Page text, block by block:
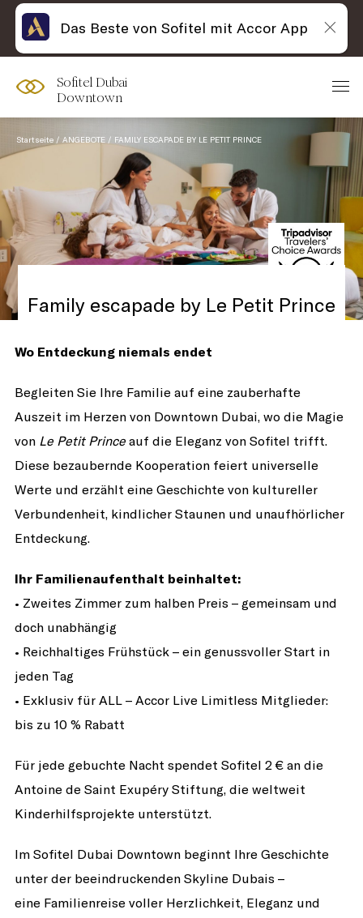
Sofitel Dubai
Downtown
Startseite ANGEBOTE FAMILY ESCAPADE BY LE PETIT PRINCE
Family escapade by Le Petit Prince
Wo Entdeckung niemals endet
Begleiten Sie Ihre Familie auf eine zauberhafte
Auszeit im Herzen von Downtown Dubai, wo die Magie
von Le Petit Princeauf die Eleganz von Sofitel trifft.
Diese bezaubernde Kooperation feiert universelle
Werte und erzählt eine Geschichte von kultureller
Verbundenheit, kindlicher Staunen und unaufhörlicher
Entdeckung.
Ihr Familienaufenthalt beinhaltet:
• Zweites Zimmer zum halben Preis – gemeinsam und
doch unabhängig
• Reichhaltiges Frühstück – ein genussvoller Start in
jeden Tag
• Exklusiv für ALL – Accor Live Limitless Mitglieder:
bis zu 10 % Rabatt
Für jede gebuchte Nacht spendet Sofitel 2 € an die
Antoine de Saint Exupéry Stiftung, die weltweit
Kinderhilfsprojekte unterstützt.
Im Sofitel Dubai Downtown beginnt Ihre Geschichte
unter der beeindruckenden Skyline Dubais –
eine Familienreise voller Herzlichkeit, Eleganz und
Das Beste von Sofitel mit Accor App